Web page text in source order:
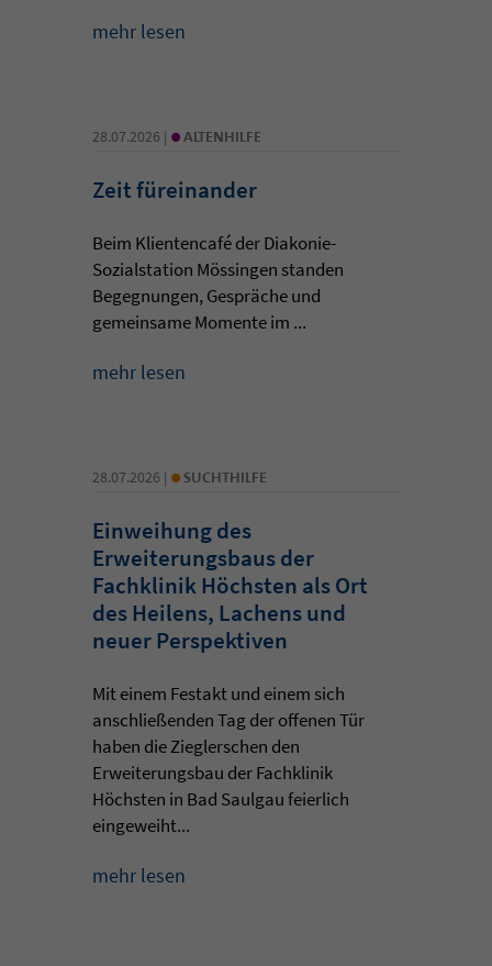
mehr lesen
28.07.2026 | • ALTENHILFE
Zeit füreinander
Beim Klientencafé der Diakonie-
Sozialstation Mössingen standen
Begegnungen, Gespräche und
gemeinsame Momente im ...
mehr lesen
28.07.2026 | • SUCHTHILFE
Einweihung des
Erweiterungsbaus der
Fachklinik Höchsten als Ort
des Heilens, Lachens und
neuer Perspektiven
Mit einem Festakt und einem sich
anschließenden Tag der offenen Tür
haben die Zieglerschen den
Erweiterungsbau der Fachklinik
Höchsten in Bad Saulgau feierlich
eingeweiht...
mehr lesen